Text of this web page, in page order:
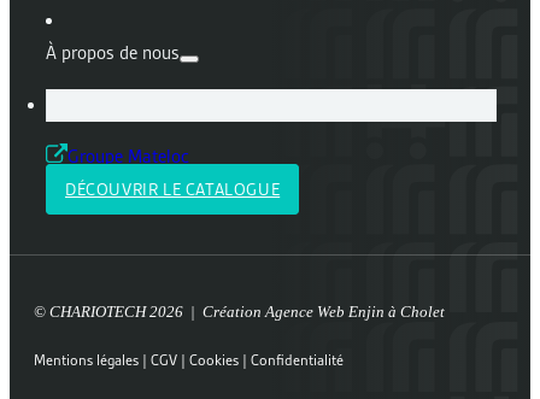
À propos de nous
Groupe Mateloc
DÉCOUVRIR LE CATALOGUE
© CHARIOTECH 2026 | Création Agence Web Enjin à Cholet
Mentions légales | CGV | Cookies | Confidentialité